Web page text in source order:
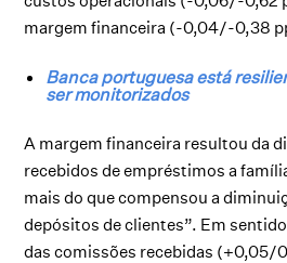
margem financeira (-0,04/-0,38
Banca portuguesa está
ser monitorizados
A margem financeira resultou da
recebidos de empréstimos a
mais do que compensou a
depósitos de clientes”. Em
das comissões recebidas (+0,05/